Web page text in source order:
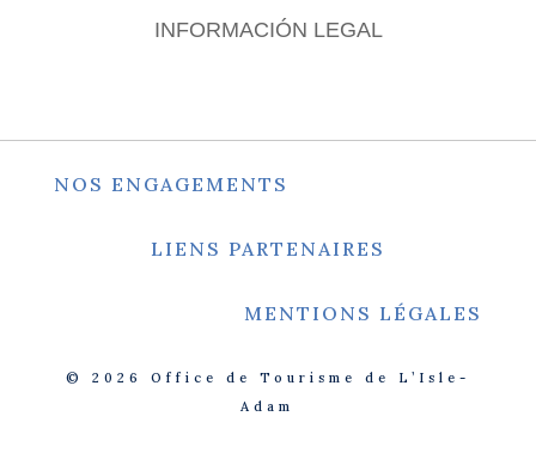
INFORMACIÓN LEGAL
NOS ENGAGEMENTS
LIENS PARTENAIRES
MENTIONS LÉGALES
© 2026
Office de Tourisme de L’Isle-
Adam